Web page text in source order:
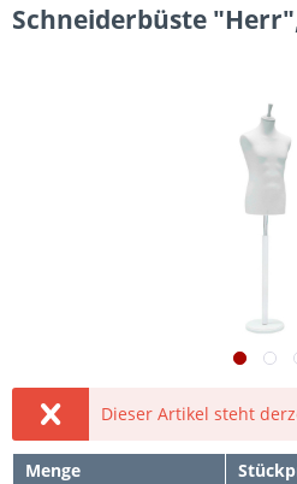
Schneiderbüste
Dieser Artikel steht
Menge